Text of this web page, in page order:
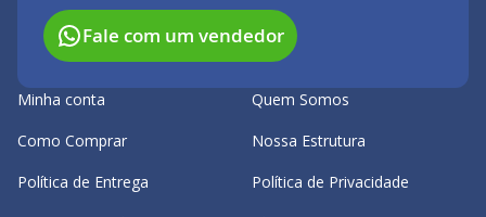
Fale com um vendedor
Minha conta
Como Comprar
Política de Entrega
Quem Somos
Nossa Estrutura
Política de Privacidade